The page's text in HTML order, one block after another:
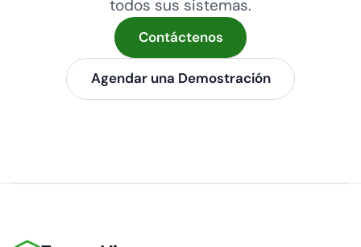
todos sus sistemas.
Contáctenos
Agendar una Demostración